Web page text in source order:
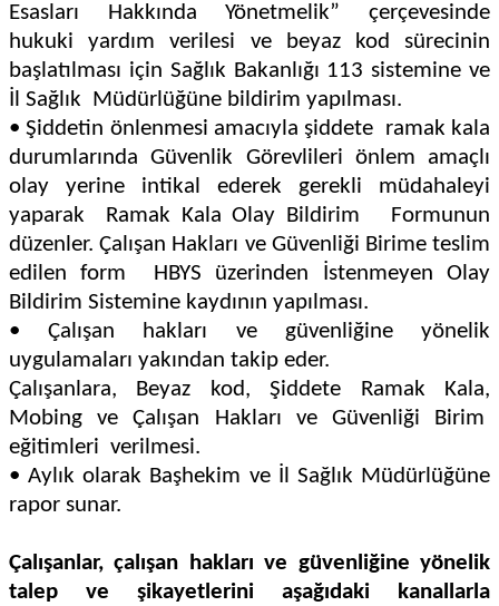
Esasları Hakkında Yönetmelik” çerçevesinde
hukuki yardım verilesi ve beyaz kod sürecinin
başlatılması için Sağlık Bakanlığı 113 sistemine ve
İl Sağlık Müdürlüğüne bildirim yapılması.
• Şiddetin önlenmesi amacıyla şiddete ramak kala
durumlarında Güvenlik Görevlileri önlem amaçlı
olay yerine intikal ederek gerekli müdahaleyi
yaparak Ramak Kala Olay Bildirim Formunun
düzenler. Çalışan Hakları ve Güvenliği Birime teslim
edilen form HBYS üzerinden İstenmeyen Olay
Bildirim Sistemine kaydının yapılması.
• Çalışan hakları ve güvenliğine yönelik
uygulamaları yakından takip eder.
Çalışanlara, Beyaz kod, Şiddete Ramak Kala,
Mobing ve Çalışan Hakları ve Güvenliği Birim
eğitimleri verilmesi.
• Aylık olarak Başhekim ve İl Sağlık Müdürlüğüne
rapor sunar.
Çalışanlar, çalışan hakları ve güvenliğine yönelik
talep ve şikayetlerini aşağıdaki kanallarla